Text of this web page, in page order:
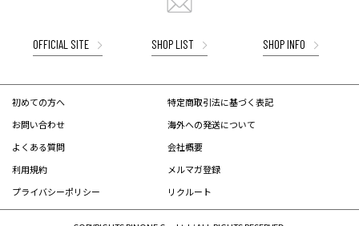
OFFICIAL SITE SHOP LIST SHOP INFO
初めての方へ
お問い合わせ
よくある質問
利用規約
プライバシーポリシー
特定商取引法に基づく表記
海外への発送について
会社概要
メルマガ登録
リクルート